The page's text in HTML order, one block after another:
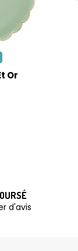
Or
d'avis